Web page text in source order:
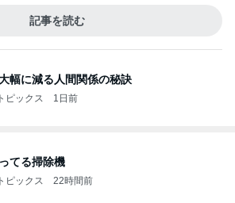
記事を読む
幅に減る人間関係の秘訣
ピックス 1日前
てる掃除機
ピックス 22時間前